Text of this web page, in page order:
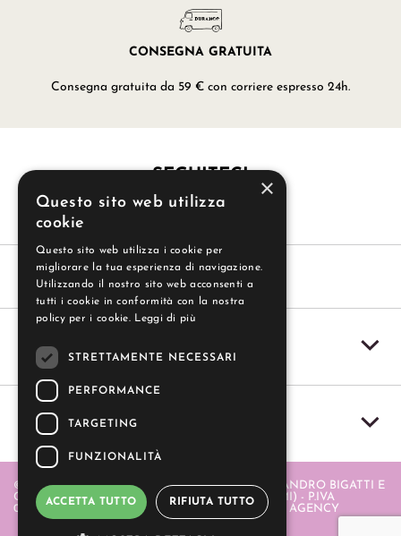
CONSEGNA GRATUITA
Consegna gratuita da 59 € con corriere espresso 24h.
SEGUITECI
SERVIZIO CLIENTI
IL MIO ACCOUNT
© 2004-2026 GUZZI SAS - GUZZI SAS DI ALESSANDRO BIGATTI E
C. - PIAZZA ITALIA 20 - 20064 GORGONZOLA (MI) - P.IVA
06580880968 . REALIZZATO DA- APERION WEB AGENCY
×
Questo sito web utilizza
cookie
Questo sito web utilizza i cookie per
migliorare la tua esperienza di navigazione.
Utilizzando il nostro sito web acconsenti a
tutti i cookie in conformità con la nostra
policy per i cookie. Leggi di più
STRETTAMENTE NECESSARI
PERFORMANCE
TARGETING
FUNZIONALITÀ
ACCETTA TUTTO RIFIUTA TUTTO